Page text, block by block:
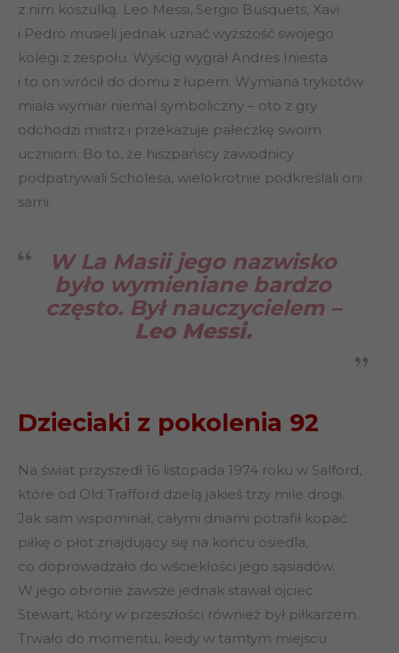
z nim koszulką. Leo Messi, Sergio Busquets, Xavi
i Pedro musieli jednak uznać wyższość swojego
kolegi z zespołu. Wyścig wygrał Andres Iniesta
i to on wrócił do domu z łupem. Wymiana trykotów
miała wymiar niemal symboliczny – oto z gry
odchodzi mistrz i przekazuje pałeczkę swoim
uczniom. Bo to, że hiszpańscy zawodnicy
podpatrywali Scholesa, wielokrotnie podkreślali oni
sami.
W La Masii jego nazwisko
było wymieniane bardzo
często. Był nauczycielem –
Leo Messi.
Dzieciaki z pokolenia 92
Na świat przyszedł 16 listopada 1974 roku w Salford,
które od Old Trafford dzielą jakieś trzy mile drogi.
Jak sam wspominał, całymi dniami potrafił kopać
piłkę o płot znajdujący się na końcu osiedla,
co doprowadzało do wściekłości jego sąsiadów.
W jego obronie zawsze jednak stawał ojciec
Stewart, który w przeszłości również był piłkarzem.
Trwało do momentu, kiedy w tamtym miejscu